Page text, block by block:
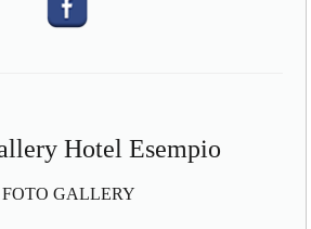
Hotel Esempio
FOTO GALLERY